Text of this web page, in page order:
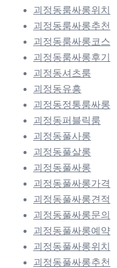
괴정동룸싸롱위치
괴정동룸싸롱추천
괴정동룸싸롱코스
괴정동룸싸롱후기
괴정동셔츠룸
괴정동유흥
괴정동정통룸싸롱
괴정동퍼블릭룸
괴정동풀사롱
괴정동풀살롱
괴정동풀싸롱
괴정동풀싸롱가격
괴정동풀싸롱견적
괴정동풀싸롱문의
괴정동풀싸롱예약
괴정동풀싸롱위치
괴정동풀싸롱추천